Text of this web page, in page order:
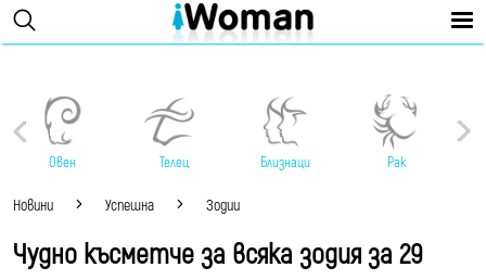
Овен Телец Близнаци Рак
Новини Успешна Зодии
Чудно късметче за всяка зодия за 29